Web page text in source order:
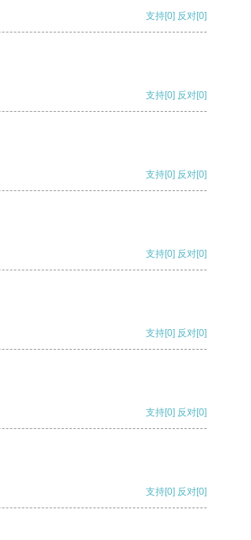
支持[0] 反对[0]
支持[0] 反对[0]
支持[0] 反对[0]
支持[0] 反对[0]
支持[0] 反对[0]
支持[0] 反对[0]
支持[0] 反对[0]